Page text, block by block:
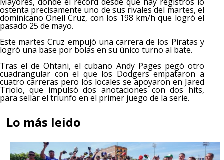
ostenta precisamente uno de sus rivales del martes, el
dominicano Oneil Cruz, con los 198 km/h que logró el
pasado 25 de mayo.
Este martes Cruz empujó una carrera de los Piratas y
logró una base por bolas en su único turno al bate.
Tras el de Ohtani, el cubano Andy Pages pegó otro
cuadrangular con el que los Dodgers empataron a
cuatro carreras pero los locales se apoyaron en Jared
Triolo, que impulsó dos anotaciones con dos hits,
para sellar el triunfo en el primer juego de la serie.
Lo más leido